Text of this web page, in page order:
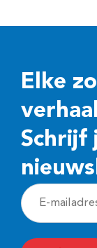
Elke
Schrijf
E
-
m